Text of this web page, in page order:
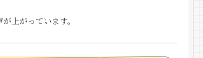
上がっています。